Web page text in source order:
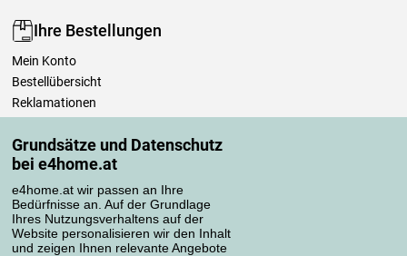
Grundsätze und Datenschutz
bei e4home.at
e4home.at wir passen an Ihre
Bedürfnisse an. Auf der Grundlage
Ihres Nutzungsverhaltens auf der
Website personalisieren wir den Inhalt
und zeigen Ihnen relevante Angebote
Ihre Bestellungen
Mein Konto
Bestellübersicht
Reklamationen
Einfach mehr wissen
Richtlinien zur Verarbeitung von Bewertungen
Transportarten